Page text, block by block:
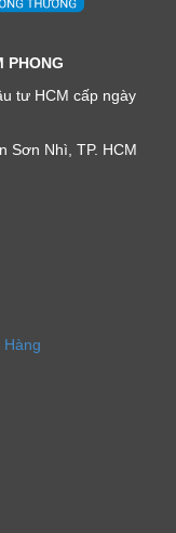
PHONG
tư HCM cấp ngày
Sơn Nhì, TP. HCM